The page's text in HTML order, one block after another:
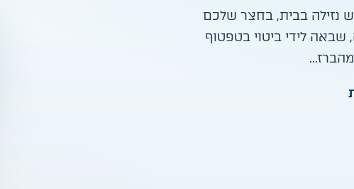
נזילה בבית, בחצר שלכם
שבאה לידי ביטוי בטפטוף